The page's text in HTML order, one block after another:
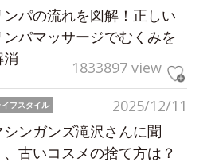
ンパの流れを図解！正しい
ンパマッサージでむくみを
消
1833897 view
2025/12/11
イフスタイル
シンガンズ滝沢さんに聞
、古いコスメの捨て方は？